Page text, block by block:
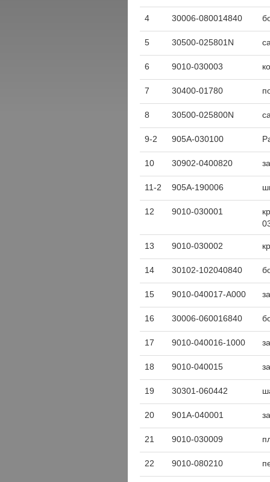
4 30006-080014840
5 30500-025801N
6 9010-030003
7 30400-01780
8 30500-025800N
9-2 905A-030100
10 30902-0400820
11-2 905A-190006
12 9010-030001
13 9010-030002
14 30102-102040840
15 9010-040017-A000
16 30006-060016840
17 9010-040016-1000
18 9010-040015
19 30301-060442
20 901A-040001
21 9010-030009
22 9010-080210